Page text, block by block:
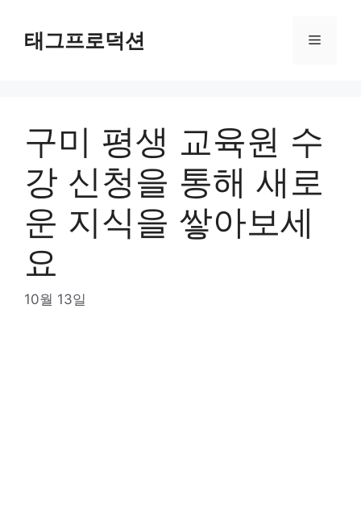
content태그프로덕션 Menu
구미 평생 교육원 수
강 신청을 통해 새로
운 지식을 쌓아보세
요
10월 13일